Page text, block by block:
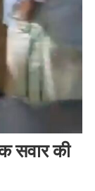
सवार की